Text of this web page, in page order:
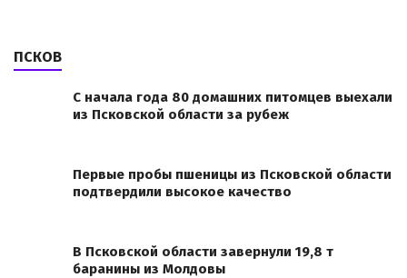
ПСКОВ
С начала года 80 домашних питомцев выехали
из Псковской области за рубеж
Первые пробы пшеницы из Псковской области
подтвердили высокое качество
В Псковской области завернули 19,8 т
баранины из Молдовы